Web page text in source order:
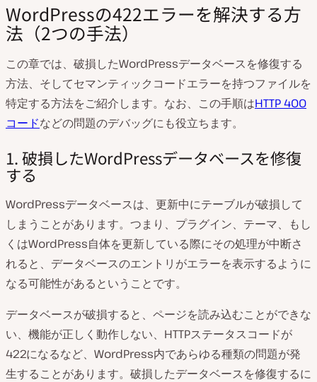
WordPressの422エラーを解決する方
法（2つの手法）
この章では、破損したWordPressデータベースを修復する
方法、そしてセマンティックコードエラーを持つファイルを
特定する方法をご紹介します。なお、この手順はHTTP 400
コードなどの問題のデバッグにも役立ちます。
1. 破損したWordPressデータベースを修復
する
WordPressデータベースは、更新中にテーブルが破損して
しまうことがあります。つまり、プラグイン、テーマ、もし
くはWordPress自体を更新している際にその処理が中断さ
れると、データベースのエントリがエラーを表示するように
なる可能性があるということです。
データベースが破損すると、ページを読み込むことができな
い、機能が正しく動作しない、HTTPステータスコードが
422になるなど、WordPress内であらゆる種類の問題が発
生することがあります。破損したデータベースを修復するに